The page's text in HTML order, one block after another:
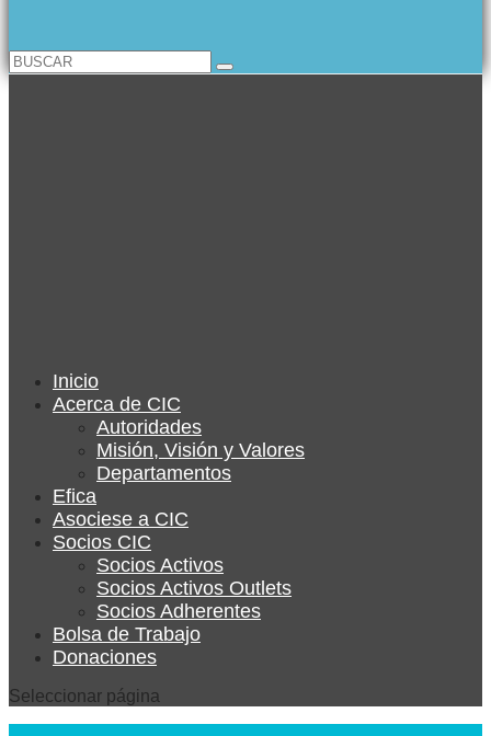
Inicio
Acerca de CIC
Autoridades
Misión, Visión y Valores
Departamentos
Efica
Asociese a CIC
Socios CIC
Socios Activos
Socios Activos Outlets
Socios Adherentes
Bolsa de Trabajo
Donaciones
Seleccionar página